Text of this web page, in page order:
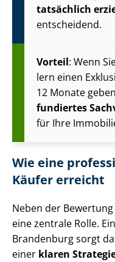
tatsächlich
entscheidend.
Vorteil: Wenn
lern einen
12 Monate
fundiertes
für Ihre
Wie eine
Käufer erreicht
Neben der
eine zentrale Rolle.
Brandenburg sorgt
einer klaren